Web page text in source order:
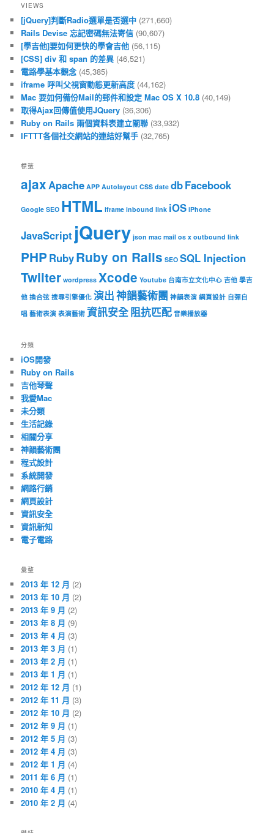
VIEWS
[jQuery]判斷Radio選單是否選中 (271,660)
Rails Devise 忘記密碼無法寄信 (90,607)
[學吉他]要如何更快的學會吉他 (56,115)
[CSS] div 和 span 的差異 (46,521)
電路學基本觀念 (45,385)
iframe 呼叫父視窗動態更新高度 (44,162)
Mac 要如何備份Mail的郵件和設定 Mac OS X 10.8 (40,149)
取得Ajax回傳值使用JQuery (36,306)
Ruby on Rails 兩個資料表建立關聯 (33,932)
IFTTT各個社交網站的連結好幫手 (32,765)
標籤
ajaxApache APP Autolayout CSS date dbFacebook
Google SEO HTML iframe inbound link iOS iPhone
JavaScript jQuery json mac mail os x outbound link
PHPRubyRuby on Rails SEO SQL Injection
Twiiter wordpress Xcode Youtube 台南市立文化中心 吉他 學吉
他 換合弦 搜尋引擎優化 演出神韻藝術團 神韻表演 網頁設計 自彈自
唱 藝術表演 表演藝術 資訊安全阻抗匹配 音樂播放器
分類
iOS開發
Ruby on Rails
吉他琴聲
我愛Mac
未分類
生活記錄
相關分享
神韻藝術團
程式設計
系統開發
網路行銷
網頁設計
資訊安全
資訊新知
電子電路
彙整
2013 年 12 月 (2)
2013 年 10 月 (2)
2013 年 9 月 (2)
2013 年 8 月 (9)
2013 年 4 月 (3)
2013 年 3 月 (1)
2013 年 2 月 (1)
2013 年 1 月 (1)
2012 年 12 月 (1)
2012 年 11 月 (3)
2012 年 10 月 (2)
2012 年 9 月 (1)
2012 年 5 月 (3)
2012 年 4 月 (3)
2012 年 1 月 (4)
2011 年 6 月 (1)
2010 年 4 月 (1)
2010 年 2 月 (4)